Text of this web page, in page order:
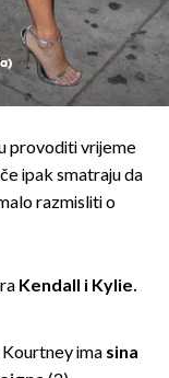
provoditi vrijeme
ipak smatraju da
razmisliti o
Kendall i Kylie.
Kourtney ima sina